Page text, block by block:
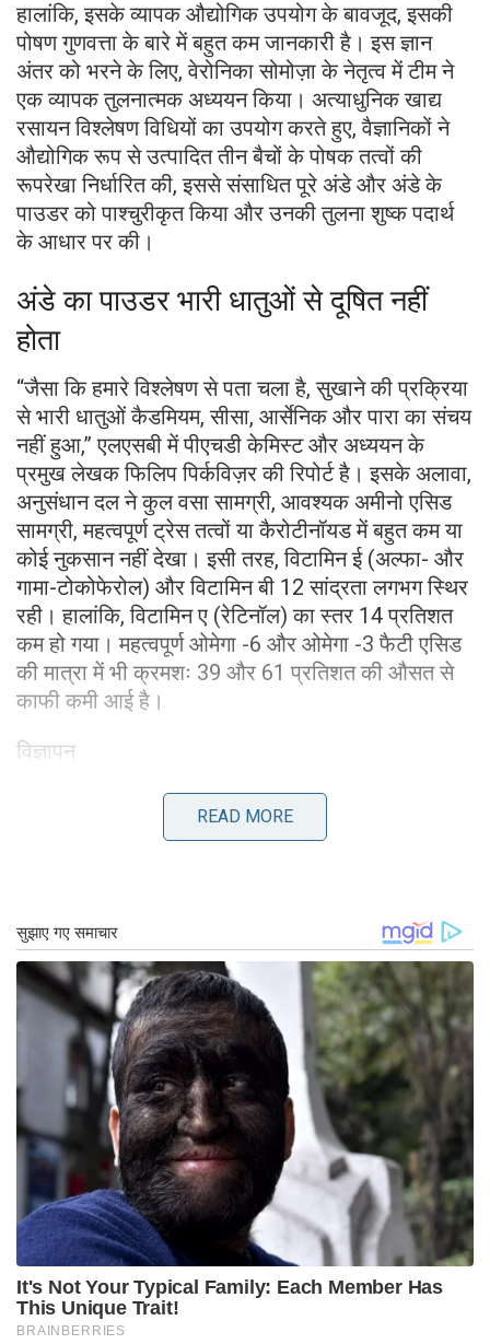
हालांकि, इसके व्यापक औद्योगिक उपयोग के बावजूद, इसकी
पोषण गुणवत्ता के बारे में बहुत कम जानकारी है। इस ज्ञान
अंतर को भरने के लिए, वेरोनिका सोमोज़ा के नेतृत्व में टीम ने
एक व्यापक तुलनात्मक अध्ययन किया। अत्याधुनिक खाद्य
रसायन विश्लेषण विधियों का उपयोग करते हुए, वैज्ञानिकों ने
औद्योगिक रूप से उत्पादित तीन बैचों के पोषक तत्वों की
रूपरेखा निर्धारित की, इससे संसाधित पूरे अंडे और अंडे के
पाउडर को पाश्चुरीकृत किया और उनकी तुलना शुष्क पदार्थ
के आधार पर की।
अंडे का पाउडर भारी धातुओं से दूषित नहीं
होता
“जैसा कि हमारे विश्लेषण से पता चला है, सुखाने की प्रक्रिया
से भारी धातुओं कैडमियम, सीसा, आर्सेनिक और पारा का संचय
नहीं हुआ,” एलएसबी में पीएचडी केमिस्ट और अध्ययन के
प्रमुख लेखक फिलिप पिर्कविज़र की रिपोर्ट है। इसके अलावा,
अनुसंधान दल ने कुल वसा सामग्री, आवश्यक अमीनो एसिड
सामग्री, महत्वपूर्ण ट्रेस तत्वों या कैरोटीनॉयड में बहुत कम या
कोई नुकसान नहीं देखा। इसी तरह, विटामिन ई (अल्फा- और
गामा-टोकोफेरोल) और विटामिन बी 12 सांद्रता लगभग स्थिर
रही। हालांकि, विटामिन ए (रेटिनॉल) का स्तर 14 प्रतिशत
कम हो गया। महत्वपूर्ण ओमेगा -6 और ओमेगा -3 फैटी एसिड
की मात्रा में भी क्रमशः 39 और 61 प्रतिशत की औसत से
काफी कमी आई है।
विज्ञापन
सहारा अफ्रीकी क्षेत्रों को इससे लाभ हो सकता है। ऐसा
इसलिए है क्योंकि विटामिन ए की कमी वहां व्यापक है और दृष्टि
समस्याओं का एक उच्च प्रसार होता है,” वेरोनिका सोमोजा
बताते हैं। यदि आवश्यक फैटी एसिड और विटामिन ए की
सामग्री को बढ़ाना संभव होता, तो खाद्य पूरक के रूप में अंडे
के पाउडर की बड़ी क्षमता का पूरी तरह से दोहन किया जा
सकता है, एलएसबी निदेशक जारी है। इसे प्राप्त करने का एक
तरीका इन फैटी एसिड और विटामिन से समृद्ध चिकन फ़ीड के
माध्यम से हो सकता है।
स्रोत: यूरेकलर्ट
READ MORE